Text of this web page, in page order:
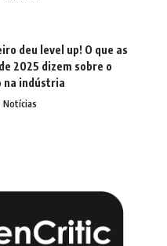
deu level up! O que as
2025 dizem sobre o
na indústria
Notícias